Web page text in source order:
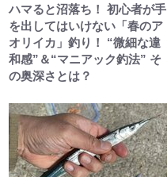
ハマると沼落ち！ 初心者が手
を出してはいけない「春のア
オリイカ」釣り！ “微細な違
和感”＆“マニアック釣法” そ
の奥深さとは？